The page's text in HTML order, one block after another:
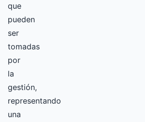
que
pueden
ser
tomadas
por
la
gestión,
representando
una